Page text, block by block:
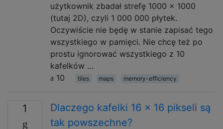
użytkownik zbadał strefę 1000 x 1000
(tutaj 2D), czyli 1 000 000 płytek.
Oczywiście nie będę w stanie zapisać tego
wszystkiego w pamięci. Nie chcę też po
prostu ignorować wszystkiego z 10
kafelków …
10
tiles maps memory-efficiency
1
Dlaczego kafelki 16 × 16 pikseli są
tak powszechne?